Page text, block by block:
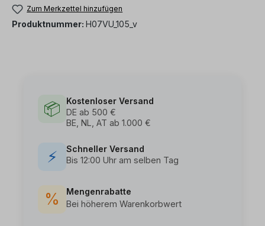
Zum Merkzettel hinzufügen
Produktnummer: H07VU_105_v
📦
Kostenloser Versand
DE ab 500 €
BE, NL, AT ab 1.000 €
⚡
Schneller Versand
Bis 12:00 Uhr am selben Tag
%
Mengenrabatte
Bei höherem Warenkorbwert